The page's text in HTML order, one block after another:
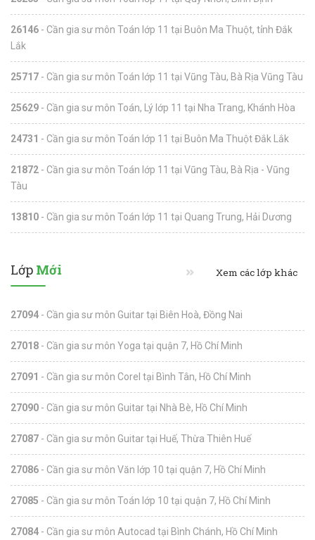
26146 - Cần gia sư môn Toán lớp 11 tại Buôn Ma Thuột, tỉnh Đắk
Lắk
25717 - Cần gia sư môn Toán lớp 11 tại Vũng Tàu, Bà Rịa Vũng Tàu
25629 - Cần gia sư môn Toán, Lý lớp 11 tại Nha Trang, Khánh Hòa
24731 - Cần gia sư môn Toán lớp 11 tại Buôn Ma Thuột Đắk Lắk
21872 - Cần gia sư môn Toán lớp 11 tại Vũng Tàu, Bà Rịa - Vũng
Tàu
13810 - Cần gia sư môn Toán lớp 11 tại Quang Trung, Hải Dương
Lớp Mới Xem các lớp khác
27094 - Cần gia sư môn Guitar tại Biên Hoà, Đồng Nai
27018 - Cần gia sư môn Yoga tại quận 7, Hồ Chí Minh
27091 - Cần gia sư môn Corel tại Bình Tân, Hồ Chí Minh
27090 - Cần gia sư môn Guitar tại Nhà Bè, Hồ Chí Minh
27087 - Cần gia sư môn Guitar tại Huế, Thừa Thiên Huế
27086 - Cần gia sư môn Văn lớp 10 tại quận 7, Hồ Chí Minh
27085 - Cần gia sư môn Toán lớp 10 tại quận 7, Hồ Chí Minh
27084 - Cần gia sư môn Autocad tại Bình Chánh, Hồ Chí Minh